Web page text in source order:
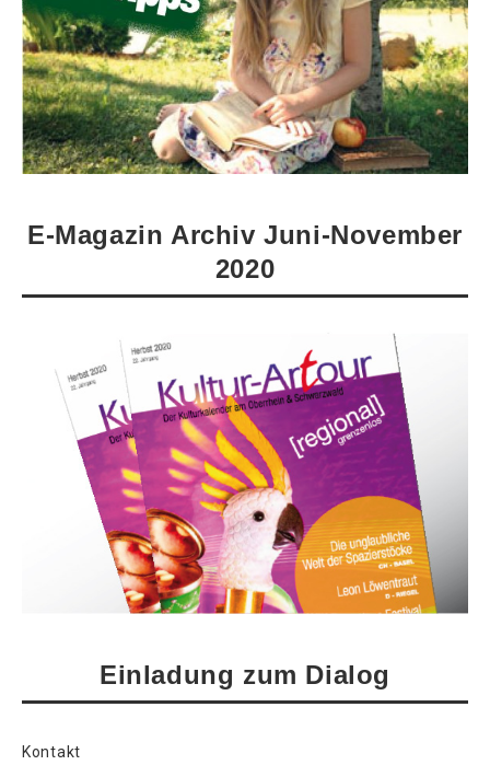
E-Magazin Archiv Juni-November
2020
Einladung zum Dialog
Kontakt